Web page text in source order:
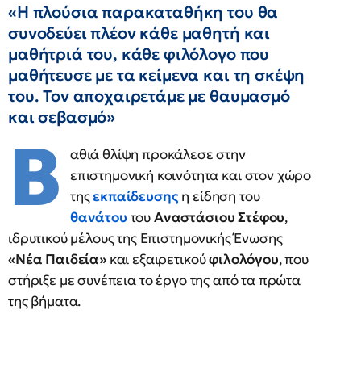
«Η πλούσια παρακαταθήκη του θα
συνοδεύει πλέον κάθε μαθητή και
μαθήτριά του, κάθε φιλόλογο που
μαθήτευσε με τα κείμενα και τη σκέψη
του. Τον αποχαιρετάμε με θαυμασμό
και σεβασμό»
Β
αθιά θλίψη προκάλεσε στην
επιστημονική κοινότητα και στον χώρο
τηςεκπαίδευσης η είδηση του
θανάτου τουΑναστάσιου Στέφου,
ιδρυτικού μέλους της Επιστημονικής Ένωσης
«Νέα Παιδεία»και εξαιρετικούφιλολόγου, που
στήριξε με συνέπεια το έργο της από τα πρώτα
της βήματα.